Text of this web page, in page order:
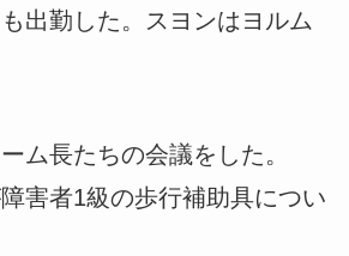
出勤した。スヨンはヨルム
ム長たちの会議をした。
害者1級の歩行補助具につい